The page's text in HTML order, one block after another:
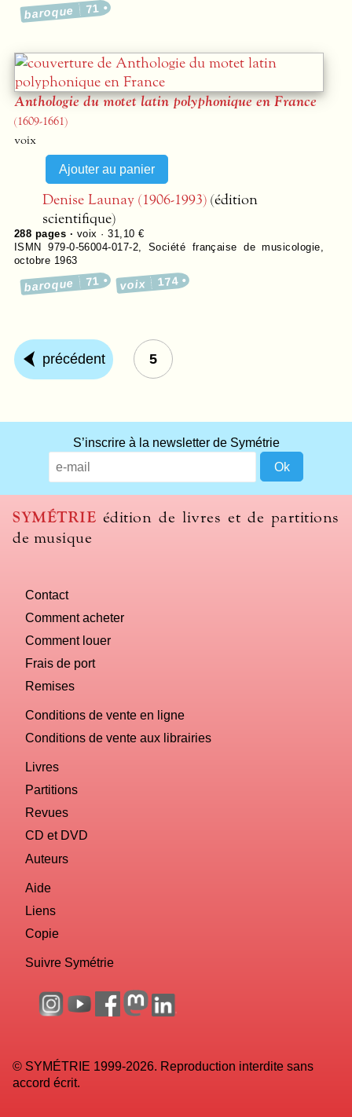
baroque 71
Anthologie du motet latin polyphonique en France
(1609-1661)
voix
Denise Launay (1906-1993) (édition
scientifique)
288 pages · voix · 31,10 €
ISMN 979-0-56004-017-2, Société française de musicologie,
octobre 1963
baroque 71 voix 174
précédent 5
we
use
to
name
S’inscrire à la newsletter de Symétrie
SYMÉTRIE édition de livres et de partitions
de musique
Contact
Comment acheter
Comment louer
Frais de port
Remises
Conditions de vente en ligne
Conditions de vente aux librairies
Livres
Partitions
Revues
CD et DVD
Auteurs
Aide
Liens
Copie
Suivre Symétrie
© SYMÉTRIE 1999-2026. Reproduction interdite sans
accord écrit.